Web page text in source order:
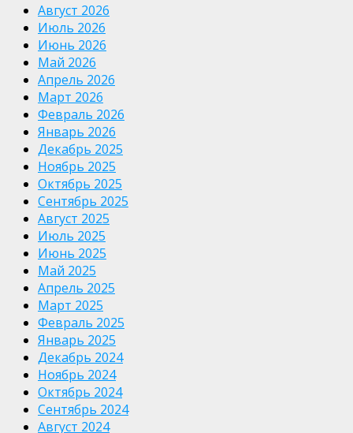
Август 2026
Июль 2026
Июнь 2026
Май 2026
Апрель 2026
Март 2026
Февраль 2026
Январь 2026
Декабрь 2025
Ноябрь 2025
Октябрь 2025
Сентябрь 2025
Август 2025
Июль 2025
Июнь 2025
Май 2025
Апрель 2025
Март 2025
Февраль 2025
Январь 2025
Декабрь 2024
Ноябрь 2024
Октябрь 2024
Сентябрь 2024
Август 2024